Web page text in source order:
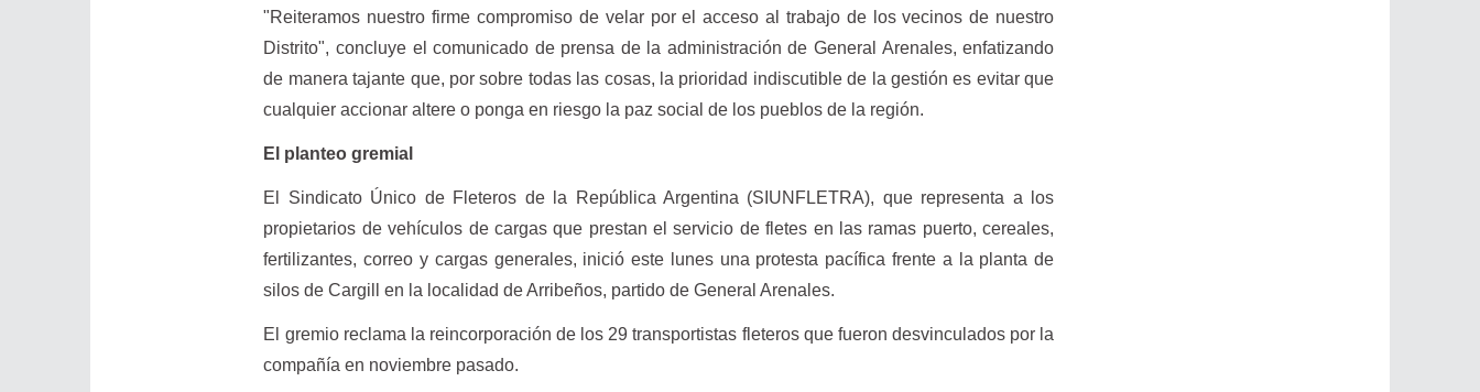
"Reiteramos nuestro firme compromiso de velar por el acceso al trabajo de los vecinos de nuestro
Distrito", concluye el comunicado de prensa de la administración de General Arenales, enfatizando
de manera tajante que, por sobre todas las cosas, la prioridad indiscutible de la gestión es evitar que
cualquier accionar altere o ponga en riesgo la paz social de los pueblos de la región.
El planteo gremial
El Sindicato Único de Fleteros de la República Argentina (SIUNFLETRA), que representa a los
propietarios de vehículos de cargas que prestan el servicio de fletes en las ramas puerto, cereales,
fertilizantes, correo y cargas generales, inició este lunes una protesta pacífica frente a la planta de
silos de Cargill en la localidad de Arribeños, partido de General Arenales.
El gremio reclama la reincorporación de los 29 transportistas fleteros que fueron desvinculados por la
compañía en noviembre pasado.